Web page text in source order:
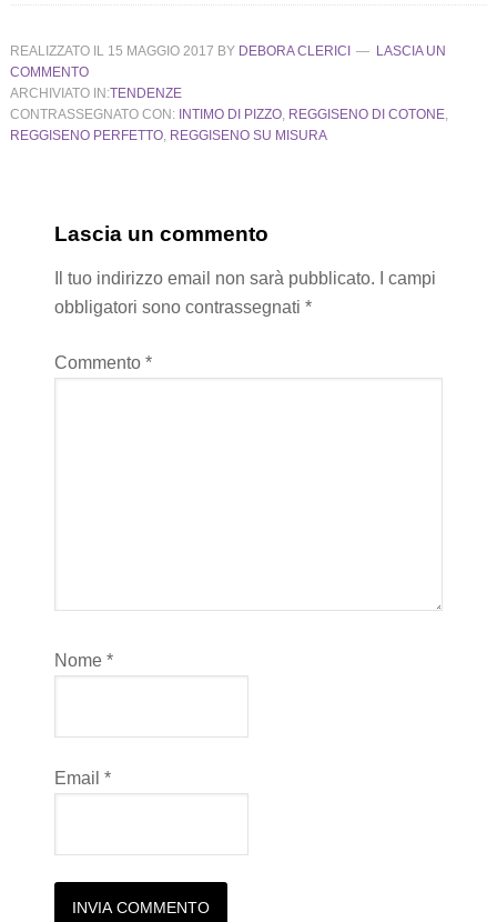
REALIZZATO IL 15 MAGGIO 2017 BY DEBORA CLERICI
LASCIA UN
COMMENTO
ARCHIVIATO IN:TENDENZE
CONTRASSEGNATO CON: INTIMO DI PIZZO, REGGISENO DI COTONE,
REGGISENO PERFETTO, REGGISENO SU MISURA
Lascia un commento
Il tuo indirizzo email non sarà pubblicato.
I campi
obbligatori sono contrassegnati *
Commento *
Nome *
Email *